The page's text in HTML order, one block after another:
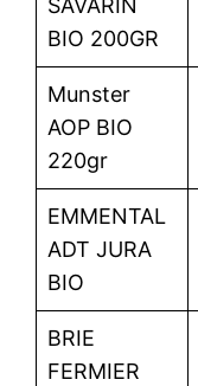
SAVARIN
BIO 200GR
Munster
AOP BIO
220gr
EMMENTAL
ADT JURA
BIO
BRIE
FERMIER